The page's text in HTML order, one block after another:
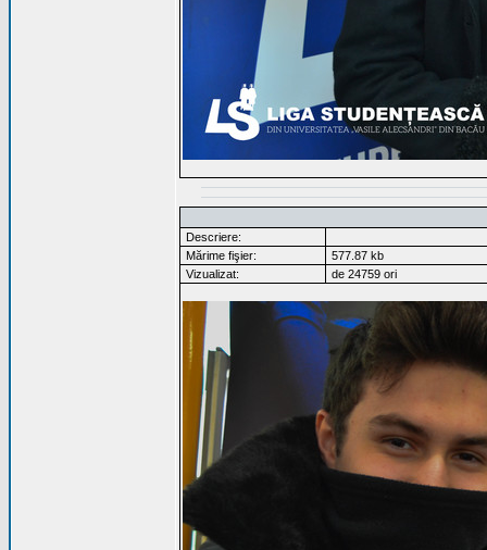
Descriere:
Mărime fişier:
577.87 kb
Vizualizat:
de 24759 ori